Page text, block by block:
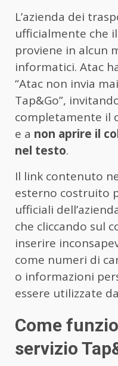
L’azienda dei
ufficialmente che
proviene in alcun
informatici. Atac
“Atac non invia
Tap&Go”,
completamente il
e a non aprire il
nel testo.
Il link contenuto
esterno costruito
ufficiali
che cliccando sul
inserire
come numeri di
o informazioni
essere utilizzate
Come
servizio